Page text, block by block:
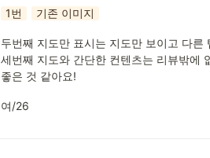
1번 기존 이미지
두번째 지도만 표시는 지도만 보이고 다
세번째 지도와 간단한 컨텐츠는 리뷰밖에
좋은 것 같아요!
여/26